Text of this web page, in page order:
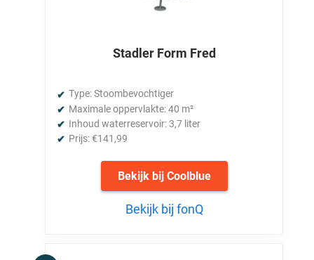
Stadler Form Fred
Type: Stoombevochtiger
Maximale oppervlakte: 40 m²
Inhoud waterreservoir: 3,7 liter
Prijs: €141,99
Bekijk bij Coolblue
Bekijk bij fonQ